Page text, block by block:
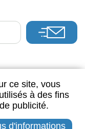
ce site, vous
à des fins
publicité.
d'informations